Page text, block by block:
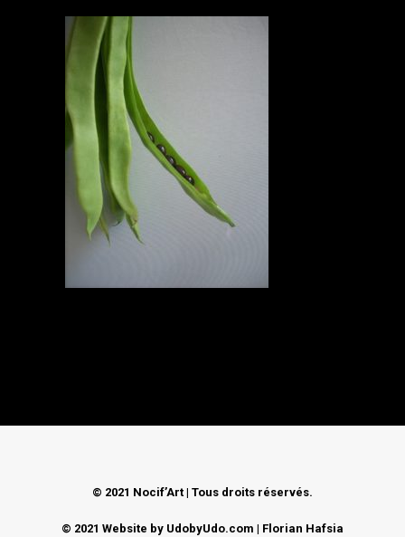
CONTACT
© 2021 Nocif’Art | Tous droits réservés.
© 2021 Website by UdobyUdo.com | Florian Hafsia